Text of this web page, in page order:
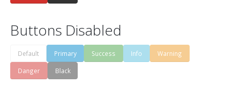
Buttons Disabled
Default Primary Success Info Warning
Danger Black